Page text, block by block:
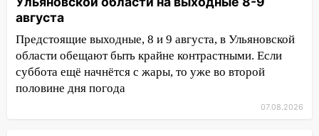
11:25 В Ульяновске ИИ будет выявлять
площадках
11:20 Ульяновская шахматистка
Валерия Клейменова выиграла два
августа
Предстоящие выходные, 8 и 9 августа, в Ульяновской
области обещают быть крайне контрастными. Если
суббота ещё начнётся с жары, то уже во второй
половине дня погода
07.08.2026